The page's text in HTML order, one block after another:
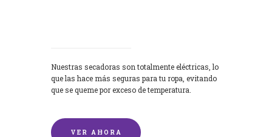
Nuestras secadoras son totalmente eléctricas, lo
que las hace más seguras para tu ropa, evitando
que se queme por exceso de temperatura.
VER AHORA